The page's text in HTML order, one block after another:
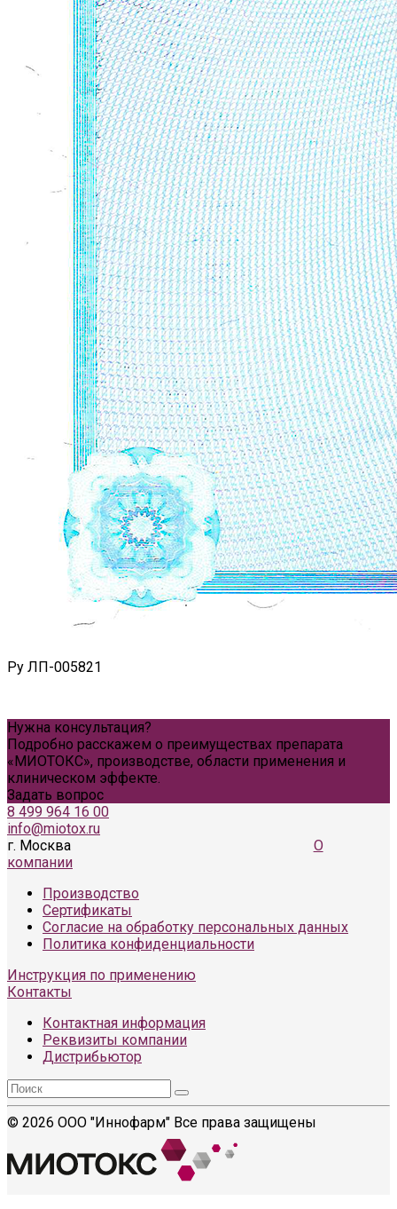
Ру ЛП-005821
Нужна консультация?
Подробно расскажем о преимуществах препарата
«МИОТОКС», производстве, области применения и
клиническом эффекте.
Задать вопрос
8 499 964 16 00
info@miotox.ru
г. Москва
О
компании
Производство
Сертификаты
Согласие на обработку персональных данных
Политика конфиденциальности
Инструкция по применению
Контакты
Контактная информация
Реквизиты компании
Дистрибьютор
© 2026 ООО "Иннофарм" Все права защищены